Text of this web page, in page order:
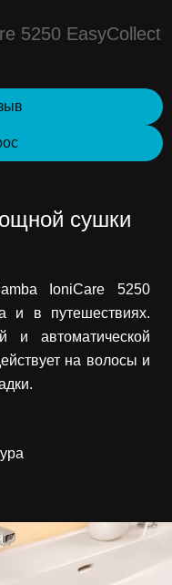
5250 EasyCollect
сушки
IoniCare 5250
и в путешествиях.
и автоматической
на волосы и